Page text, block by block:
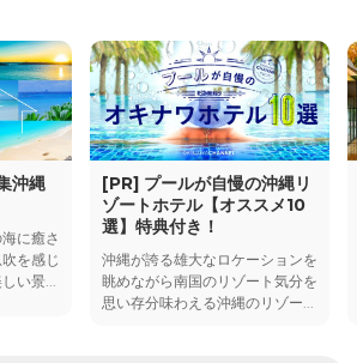
沖縄
に癒さ
を感じ
い景...
[PR] プールが自慢の沖縄リ
ゾートホテル【オススメ10
選】特典付き！
沖縄が誇る雄大なロケーションを
眺めながら南国のリゾート気分を
思い存分味わえる沖縄のリゾー...